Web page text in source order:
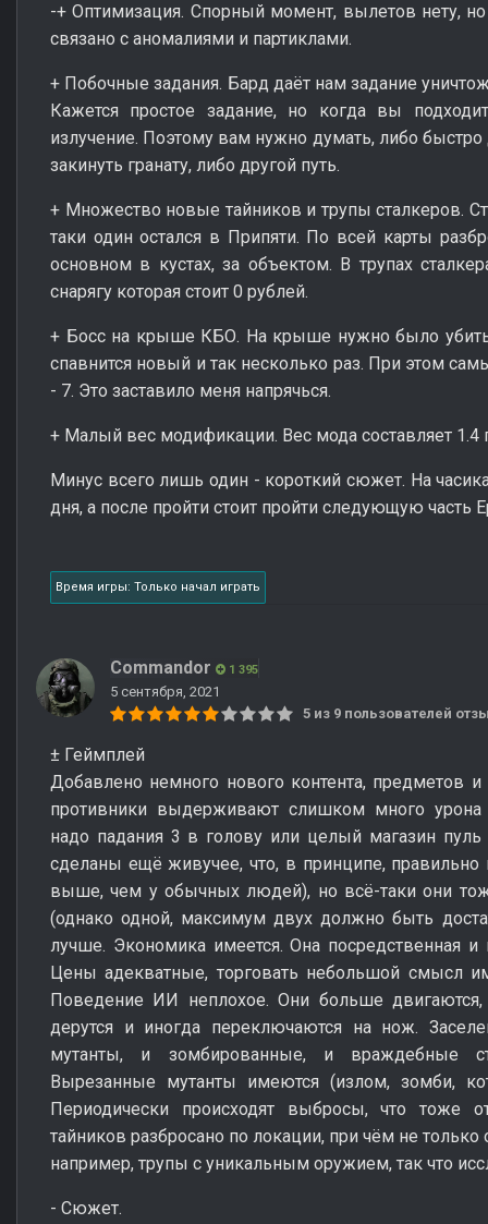
-+ Оптимизация. Спорный момент, вылетов нету,
связано с аномалиями и партиклами.
+ Побочные задания. Бард даёт нам задание
Кажется простое задание, но когда вы
излучение. Поэтому вам нужно думать, либо
закинуть гранату, либо другой путь.
+ Множество новые тайников и трупы сталкеров.
таки один остался в Припяти. По всей карты
основном в кустах, за объектом. В трупах
снарягу которая стоит 0 рублей.
+ Босс на крыше КБО. На крыше нужно было убить
спавнится новый и так несколько раз. При этом
- 7. Это заставило меня напрячься.
+ Малый вес модификации. Вес мода составляет 1.4
Минус всего лишь один - короткий сюжет. На
дня, а после пройти стоит пройти следующую часть
Время игры: Только начал играть
Commandor 1 395
5 сентября, 2021
5 из 9 пользователей
± Геймплей
Добавлено немного нового контента, предметов
противники выдерживают слишком много
надо падания 3 в голову или целый магазин
сделаны ещё живучее, что, в принципе, правильно
выше, чем у обычных людей), но всё-таки они
(однако одной, максимум двух должно быть
лучше. Экономика имеется. Она посредственная
Цены адекватные, торговать небольшой смысл
Поведение ИИ неплохое. Они больше
дерутся и иногда переключаются на нож.
мутанты, и зомбированные, и враждебные
Вырезанные мутанты имеются (излом, зомби,
Периодически происходят выбросы, что тоже
тайников разбросано по локации, при чём не
например, трупы с уникальным оружием, так что
- Сюжет.